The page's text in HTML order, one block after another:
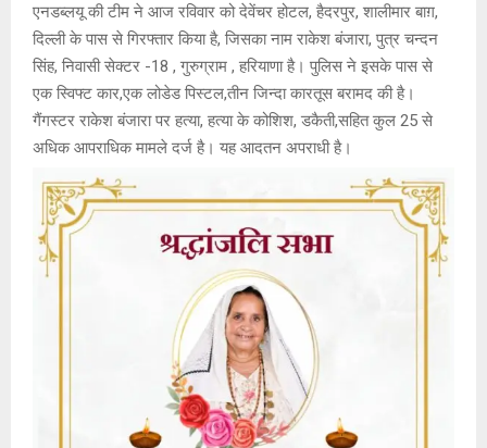
एनडब्लयू की टीम ने आज रविवार को देवेंचर होटल, हैदरपुर, शालीमार बाग़,
दिल्ली के पास से गिरफ्तार किया है, जिसका नाम राकेश बंजारा, पुत्र चन्दन
सिंह, निवासी सेक्टर -18 , गुरुग्राम , हरियाणा है। पुलिस ने इसके पास से
एक स्विफ्ट कार,एक लोडेड पिस्टल,तीन जिन्दा कारतूस बरामद की है।
गैंगस्टर राकेश बंजारा पर हत्या, हत्या के कोशिश, डकैती,सहित कुल 25 से
अधिक आपराधिक मामले दर्ज है। यह आदतन अपराधी है।